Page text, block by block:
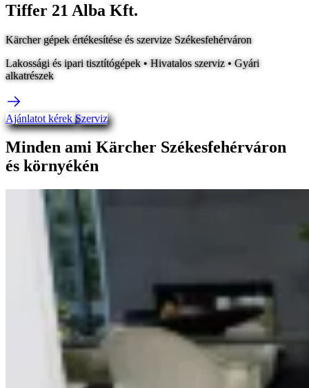
Tiffer 21 Alba Kft.
Kärcher gépek értékesítése és szervize Székesfehérváron
Lakossági és ipari tisztítógépek • Hivatalos szerviz • Gyári
alkatrészek
Ajánlatot kérekSzerviz
Minden ami Kärcher Székesfehérváron
és környékén